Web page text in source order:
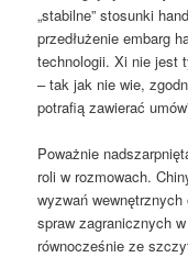
„stabilne” stosunki
przedłużenie embarg
technologii. Xi nie jest
– tak jak nie wie,
potrafią zawierać
Poważnie
roli w rozmowach.
wyzwań
spraw zagranicznych
równocześnie ze